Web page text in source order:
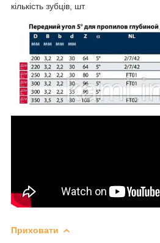
кількість зубців, шт
Приховати